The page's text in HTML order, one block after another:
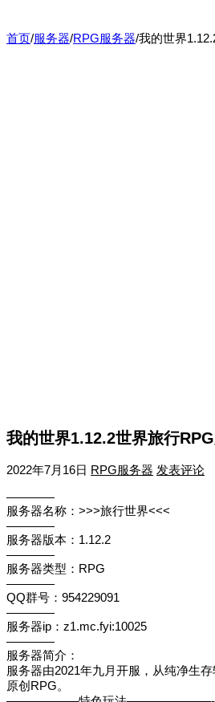
首页/服务器/RPG服务器/我的世界
我的世界1.12.2世界旅行
2022年7月16日 RPG服务器 发表评论
————
服务器名称：>>>旅行世界<<<
————
服务器版本：1.12.2
————
服务器类型：RPG
————
QQ群号：954229091
————
服务器ip：z1.mc.fyi:10025
————
服务器简介：
服务器由2021年九月开服，从纯净生
原创RPG。